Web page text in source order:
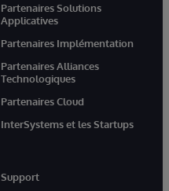
Partenaires Solutions
Applicatives
Partenaires Implémentation
Partenaires Alliances
Technologiques
Partenaires Cloud
InterSystems et les Startups
Support